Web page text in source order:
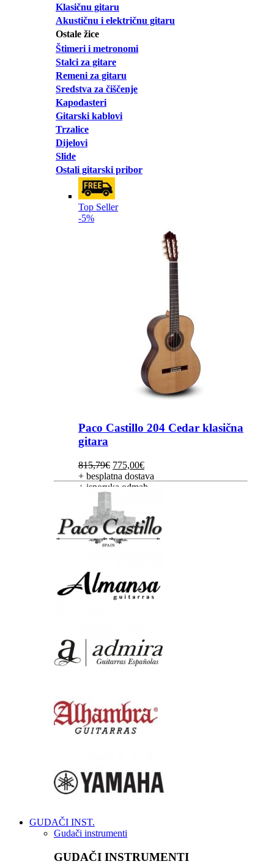
Klasičnu gitaru
Akustičnu i električnu gitaru
Ostale žice
Štimeri i metronomi
Stalci za gitare
Remeni za gitaru
Sredstva za čiščenje
Kapodasteri
Gitarski kablovi
Trzalice
Dijelovi
Slide
Ostali gitarski pribor
Top Seller
-5%
Paco Castillo 204 Cedar klasična
gitara
815,79€ Izvorna
cijena
bila
815,79€.
775,00€Trenutna
cijena
je:
+ besplatna dostava
+ isporuka odmah
GUDAČI INST.
Gudači instrumenti
GUDAČI INSTRUMENTI